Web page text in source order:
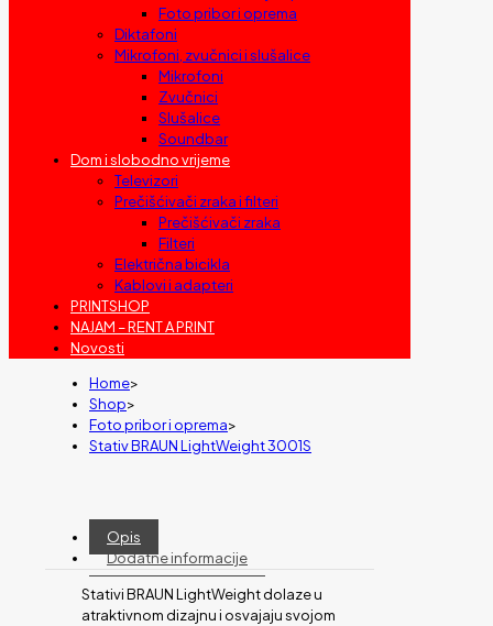
Foto pribor i oprema
Diktafoni
Mikrofoni, zvučnici i slušalice
Mikrofoni
Zvučnici
Slušalice
Soundbar
Dom i slobodno vrijeme
Televizori
Prečišćivači zraka i filteri
Prečišćivači zraka
Filteri
Električna bicikla
Kablovi i adapteri
PRINTSHOP
NAJAM – RENT A PRINT
Novosti
Home>
Shop>
Foto pribor i oprema>
Stativ BRAUN LightWeight 3001S
Opis
Dodatne informacije
Stativi BRAUN LightWeight dolaze u
atraktivnom dizajnu i osvajaju svojom